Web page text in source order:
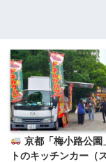
京都「梅小路公園
トのキッチンカー（